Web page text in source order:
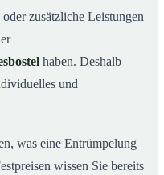
zusätzliche Leistungen
haben. Deshalb
und
was eine Entrümpelung
wissen Sie bereits